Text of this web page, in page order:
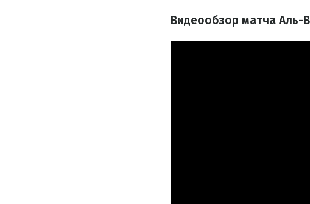
Видеообзор матча Аль-